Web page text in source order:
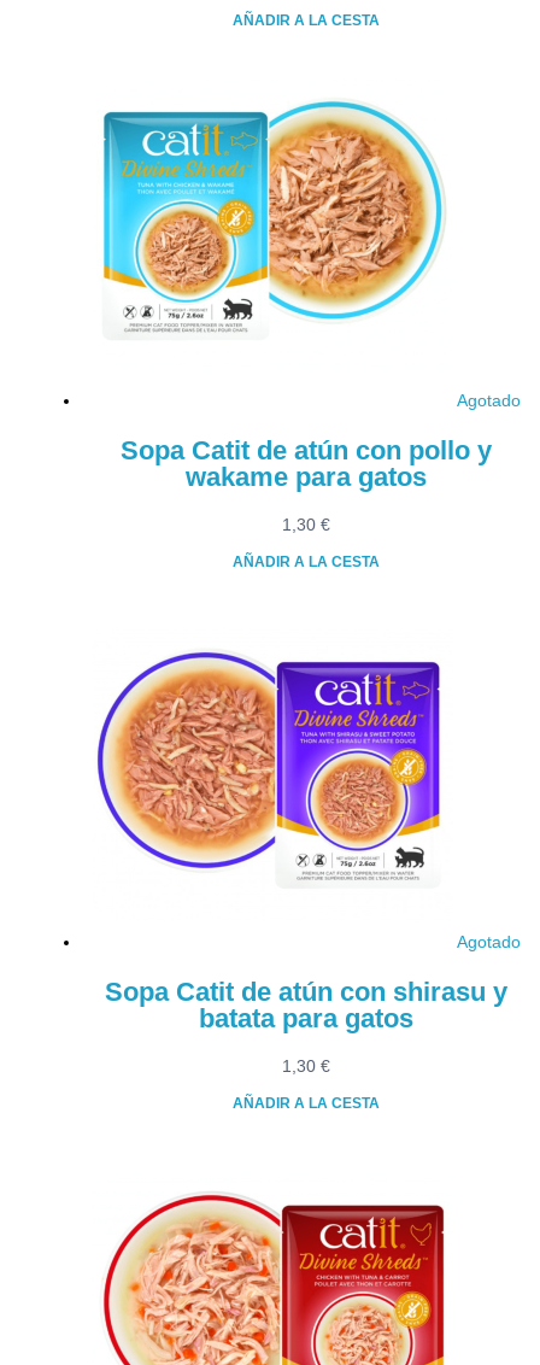
AÑADIR A LA CESTA
Agotado
Sopa Catit de atún con pollo y
wakame para gatos
1,30 €
AÑADIR A LA CESTA
Agotado
Sopa Catit de atún con shirasu y
batata para gatos
1,30 €
AÑADIR A LA CESTA